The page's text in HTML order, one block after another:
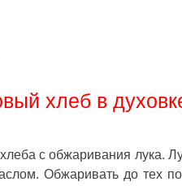
хлеб в
с обжаривания лука.
Обжаривать до тех